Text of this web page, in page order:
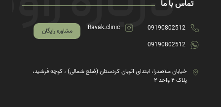
تماس با ما
09190802512
09190802512
Ravak.clinic مشاوره رایگان
خیابان ملاصدرا، ابتدای اتوبان کردستان (ضلع شمالی) ، کوچه فرشید،
پلاک ۴ واحد ۲